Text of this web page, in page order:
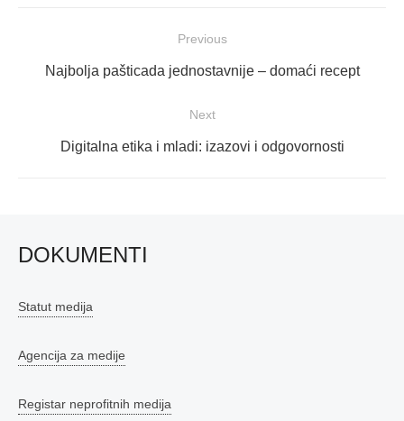
objava
Previous
Previous
Najbolja pašticada jednostavnije – domaći recept
Next
Next
Digitalna etika i mladi: izazovi i odgovornosti
DOKUMENTI
Statut medija
Agencija za medije
Registar neprofitnih medija